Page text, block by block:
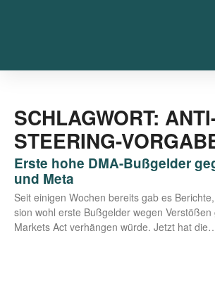
SCHLAGWORT:
STEERING-
Erste hohe DMA-Bußgelder
und Meta
Seit eini­gen Wochen bereits gab es
si­on wohl ers­te Buß­gel­der wegen Ver­stö­ßen
Mar­kets Act ver­hän­gen wür­de. Jetzt hat